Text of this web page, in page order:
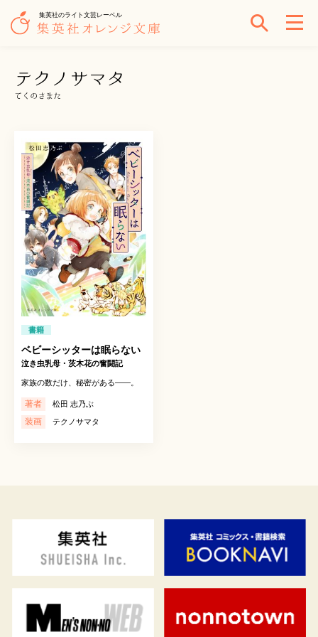
集英社のライト文芸レーベル
テクノサマタ
てくのさまた
書籍
ベビーシッターは眠らない
泣き虫乳母・茨木花の奮闘記
家族の数だけ、秘密がある――。
著者 松田 志乃ぶ
装画 テクノサマタ